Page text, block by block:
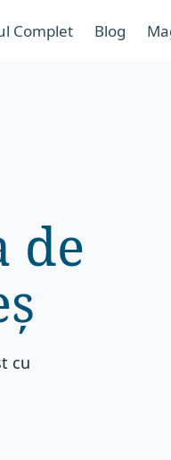
Complet Blog
de
cu